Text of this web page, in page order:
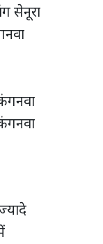
सेनूरा